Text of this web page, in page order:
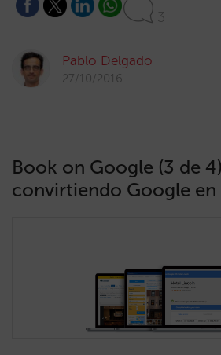
3
Pablo Delgado
27/10/2016
Book on Google (3 de
convirtiendo Google en